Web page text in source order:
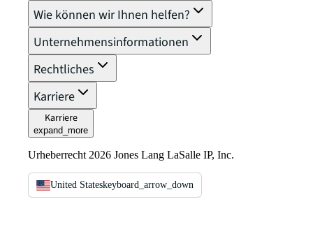
Wie können wir Ihnen helfen?
Unternehmensinformationen
Rechtliches
Karriere
Karriere
expand_more
Urheberrecht 2026 Jones Lang LaSalle IP, Inc.
United Stateskeyboard_arrow_down